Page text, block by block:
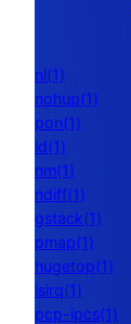
nl(1)
nohup(1)
pon(1)
ld(1)
nm(1)
ndiff(1)
gstack(1)
pmap(1)
hugetop(1)
lsirq(1)
pcp-ipcs(1)